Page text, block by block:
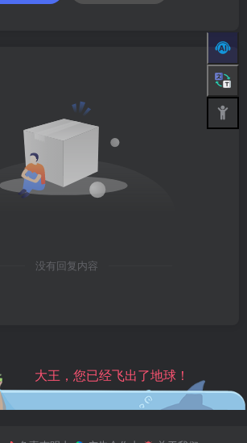
没有回复内容
大王，您已经飞出了地球！